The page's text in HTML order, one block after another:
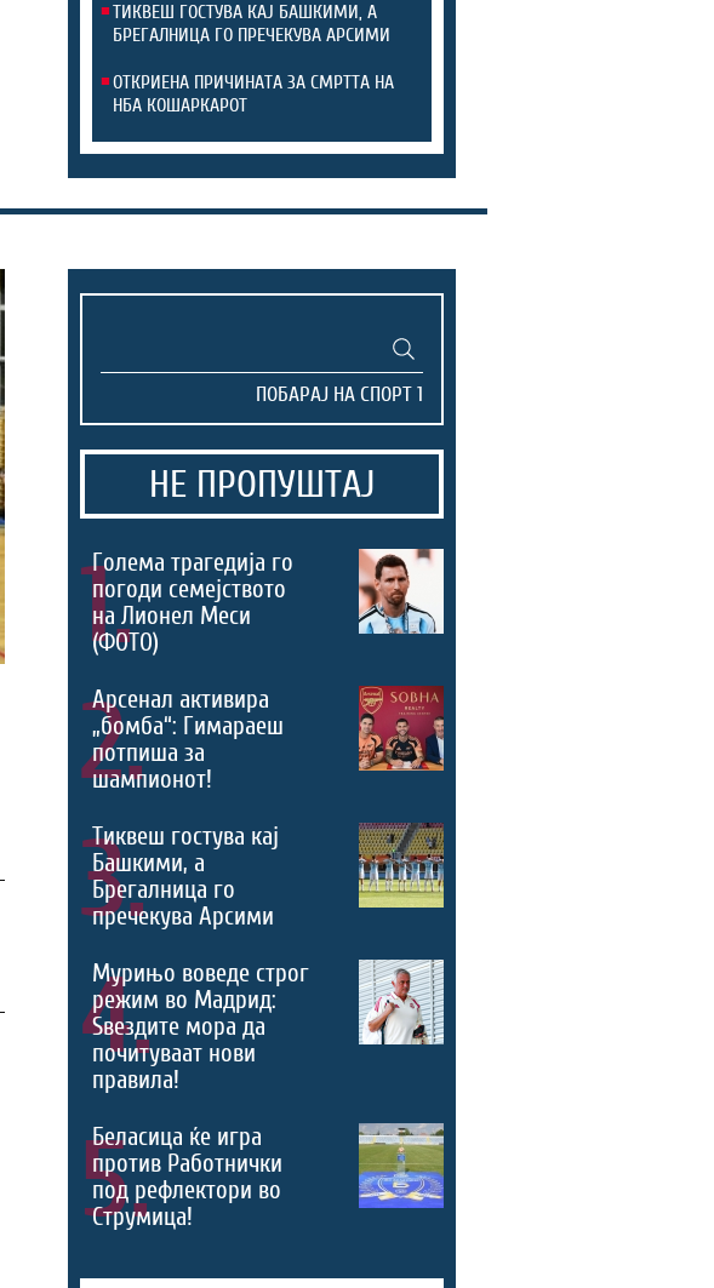
ТИКВЕШ ГОСТУВА КАЈ БАШКИМИ, А
БРЕГАЛНИЦА ГО ПРЕЧЕКУВА АРСИМИ
ОТКРИЕНА ПРИЧИНАТА ЗА СМРТТА НА
НБА КОШАРКАРОТ
НЕ ПРОПУШТАЈ
1.
Голема трагедија го
погоди семејството
на Лионел Меси
(ФОТО)
2.
Арсенал активира
„бомба“: Гимараеш
потпиша за
шампионот!
3.
Тиквеш гостува кај
Башкими, а
Брегалница го
пречекува Арсими
4.
Мурињо воведе строг
режим во Мадрид:
Ѕвездите мора да
почитуваат нови
правила!
5.
Беласица ќе игра
против Работнички
под рефлектори во
Струмица!